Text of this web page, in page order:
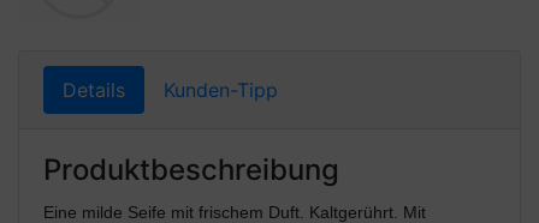
Details Kunden-Tipp
Produktbeschreibung
Eine milde Seife mit frischem Duft. Kaltgerührt. Mit